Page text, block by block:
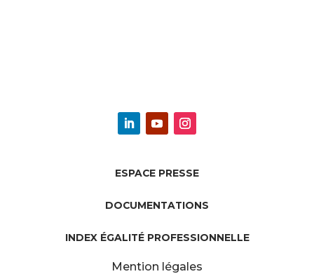
ESPACE PRESSE
DOCUMENTATIONS
INDEX ÉGALITÉ PROFESSIONNELLE
Mention légales